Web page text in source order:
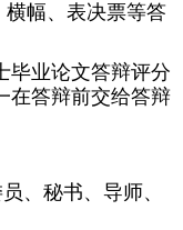
幅、表决票等答
毕业论文答辩评分
在答辩前交给答辩
、秘书、导师、